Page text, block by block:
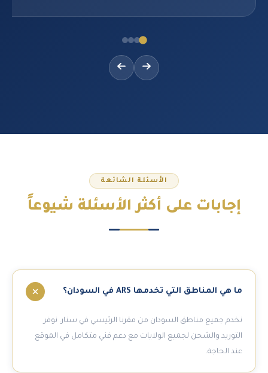
الأسئلة الشائعة
إجابات على أكثر الأسئلة شيوعاً
ما هي المناطق التي تخدمها ARS في السودان؟
نخدم جميع مناطق السودان من مقرنا الرئيسي في سنار. نوفر
التوريد والشحن لجميع الولايات مع دعم فني متكامل في الموقع
عند الحاجة.